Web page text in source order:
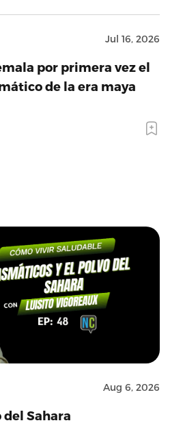
Jul 16, 2026
por primera vez el
de la era maya
Aug 6, 2026
del Sahara